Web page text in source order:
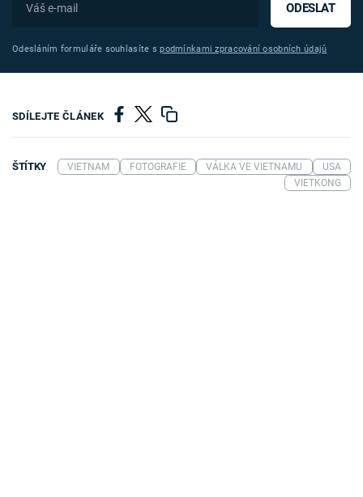
ODESLAT
Odesláním formuláře souhlasíte spodmínkami zpracování osobních údajů
SDÍLEJTE ČLÁNEK
ŠTÍTKY VIETNAM FOTOGRAFIE VÁLKA VE VIETNAMU
USA
VIETKONG